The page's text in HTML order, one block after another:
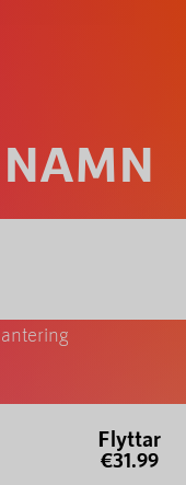
Flyttar
€31.99